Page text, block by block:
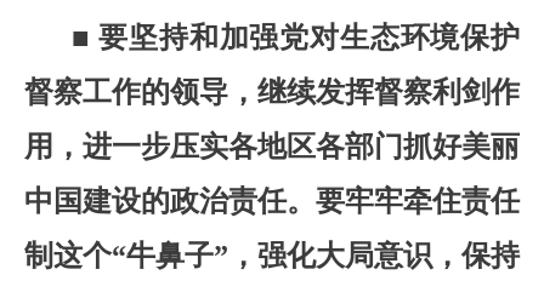
■ 要坚持和加强党对生态环境保护
督察工作的领导，继续发挥督察利剑作
用，进一步压实各地区各部门抓好美丽
中国建设的政治责任。要牢牢牵住责任
制这个“牛鼻子”，强化大局意识，保持